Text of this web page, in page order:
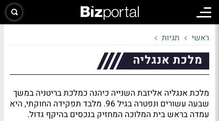
ראשי תגיות
מלכת אנגליה
מלכת אנגליה אליזבת השנייה כיהנה כמלכת בריטניה במשך
שבעה עשורים ונפטרה בגיל 96. מלבד תפקידה החוקתי, היא
עמדה בראש בית המלוכה המחזיק בנכסים בהיקף גדול.